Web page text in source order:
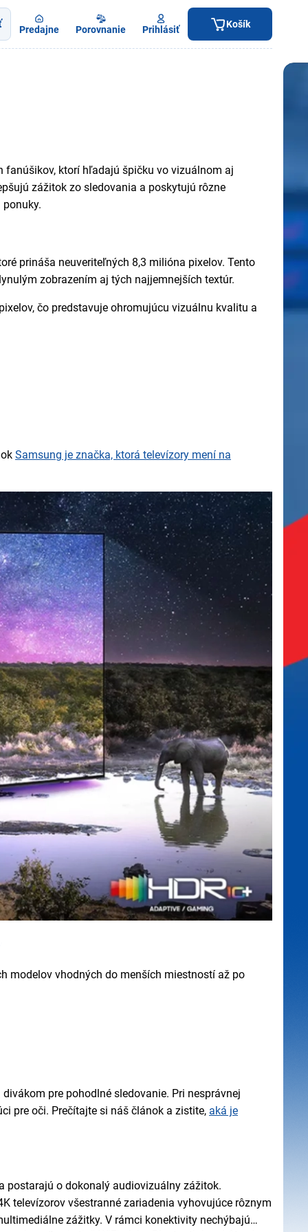
Predajne Porovnanie Prihlásiť Košík
fanúšikov, ktorí hľadajú špičku vo vizuálnom aj
zážitok zo sledovania a poskytujú rôzne
prináša neuveriteľných 8,3 milióna pixelov. Tento
zobrazením aj tých najjemnejších textúr.
čo predstavuje ohromujúcu vizuálnu kvalitu a
Samsung je značka, ktorá televízory mení na
modelov vhodných do menších miestností až po
pre pohodlné sledovanie. Pri nesprávnej
pre oči. Prečítajte si náš článok a zistite, aká je
postarajú o dokonalý audiovizuálny zážitok.
televízorov všestranné zariadenia vyhovujúce rôznym
zážitky. V rámci konektivity nechýbajú